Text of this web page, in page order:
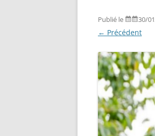
Publié le 30/
← Précédent